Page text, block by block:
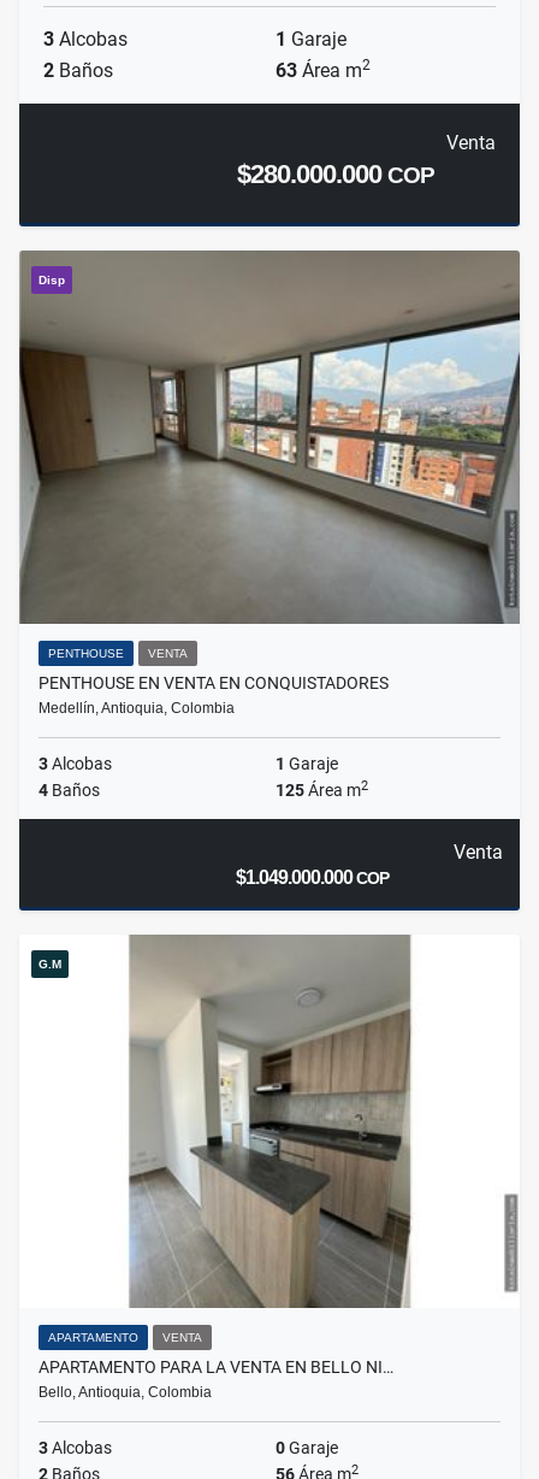
3 Alcobas 1 Garaje
2 Baños 63 Área m2
Venta
$280.000.000COP
Disp
PENTHOUSE VENTA
PENTHOUSE EN VENTA EN CONQUISTADORES
Medellín, Antioquia, Colombia
3Alcobas 1 Garaje
4 Baños 125Área m2
Venta
$1.049.000.000COP
G.M
APARTAMENTO VENTA
APARTAMENTO PARA LA VENTA EN BELLO NI…
Bello, Antioquia, Colombia
3Alcobas 0Garaje
2 Baños 56Área m2